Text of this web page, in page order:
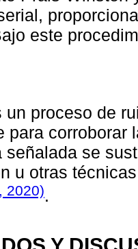
este
un proceso de
para corroborar
señalada se
u otras
2020).